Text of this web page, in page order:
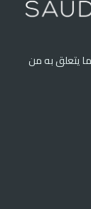
يتعلق به من